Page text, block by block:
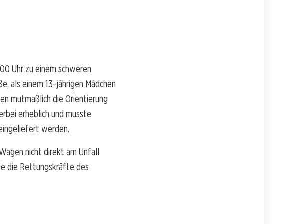
Uhr zu einem schweren
als einem 13-jährigen Mädchen
mutmaßlich die Orientierung
erheblich und musste
werden.
nicht direkt am Unfall
die Rettungskräfte des